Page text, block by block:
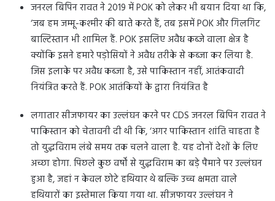
जनरल बिपिन रावत ने 2019 में POK को लेकर भी बयान दिया था कि,
‘जब हम जम्मू-कश्मीर की बाते करते हैं, तब इसमें POK और गिलगिट
बाल्टिस्तान भी शामिल हैं. POK इसलिए अवैध कब्जे वाला क्षेत्र है
क्योंकि इसने हमारे पड़ोसियों ने अवैध तरीके से कब्जा कर लिया है.
जिस इलाके पर अवैध कब्जा है, उसे पाकिस्तान नहीं, आतंकवादी
नियंत्रित करते हैं. POK आतंकियों के द्वारा नियंत्रित है
लगातार सीजफायर का उल्लंघन करने पर CDS जनरल बिपिन रावत ने
पाकिस्तान को चेतावनी दी थी कि, ‘अगर पाकिस्तान शांति चाहता है
तो युद्धविराम लंबे समय तक चलने वाला है. यह दोनों देशों के लिए
अच्छा होगा. पिछले कुछ वर्षों से युद्धविराम का बड़े पैमाने पर उल्लंघन
हुआ है, जहां न केवल छोटे हथियार थे बल्कि उच्च क्षमता वाले
हथियारों का इस्तेमाल किया गया था. सीजफायर उल्लंघन ने